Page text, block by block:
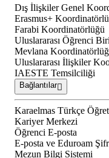
Dış İlişkiler Genel
Erasmus+
Farabi Koordinatörlüğü
Uluslararası Öğrenci
Mevlana
Uluslararası İlişkiler
IAESTE Temsilciliği
Bağlantılar
Karaelmas Türkçe
Kariyer Merkezi
Öğrenci E-posta
E-posta ve Eduroam
Mezun Bilgi Sistemi